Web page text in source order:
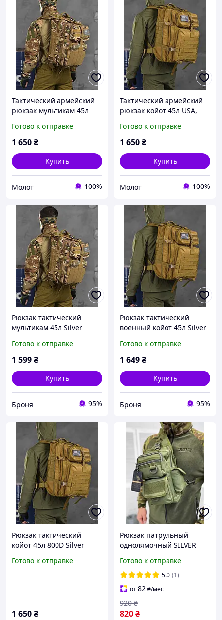
Тактический армейский
рюкзак мультикам 45л
рюкзак вместительный
штурмовой камуфляж 45л
Готово к отправке
1 650₴
Купить
Молот 100%
Тактический армейский
рюкзак койот 45л USA,
рюкзак вместительный
армейский 45л silver
Готово к отправке
1 650₴
Купить
Молот 100%
Рюкзак тактический
мультикам 45л Silver
штурмовой рюкзак
камуфляж вместительный
Готово к отправке
1 599₴
Купить
Броня 95%
Рюкзак тактический
военный койот 45л Silver
вместительный рюкзак
45л зсу bro m ukr
Готово к отправке
1 649₴
Купить
Броня 95%
Рюкзак тактический
койот 45л 800D Silver
городской
Готово к отправке
1 650₴
Рюкзак патрульный
однолямочный SILVER
184)Сумка тактическая
однолямочная. Нагрудная
сумка
Готово к отправке
5.0 (1)
от82₴/мес
820₴
920 ₴